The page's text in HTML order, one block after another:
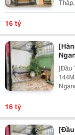
Thông Số 8X18M
16 tỷ
[Đầu
16 tỷ